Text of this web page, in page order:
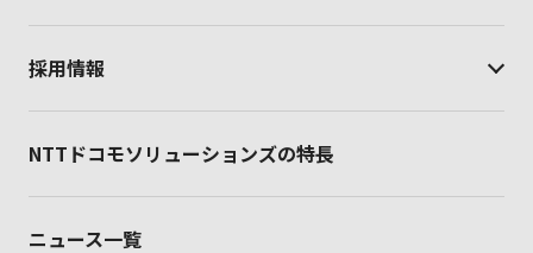
採用情報
NTTドコモソリューションズの特長
ニュース一覧